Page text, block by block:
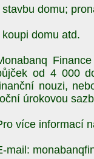
stavbu domu;
koupi domu atd.
od 4 000
nouzi,
úrokovou
více informací
mail: